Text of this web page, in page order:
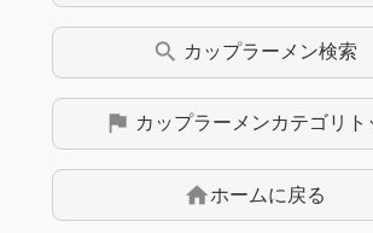
search カップラーメン検索
flag カップラーメンカテゴリト
homeホームに戻る